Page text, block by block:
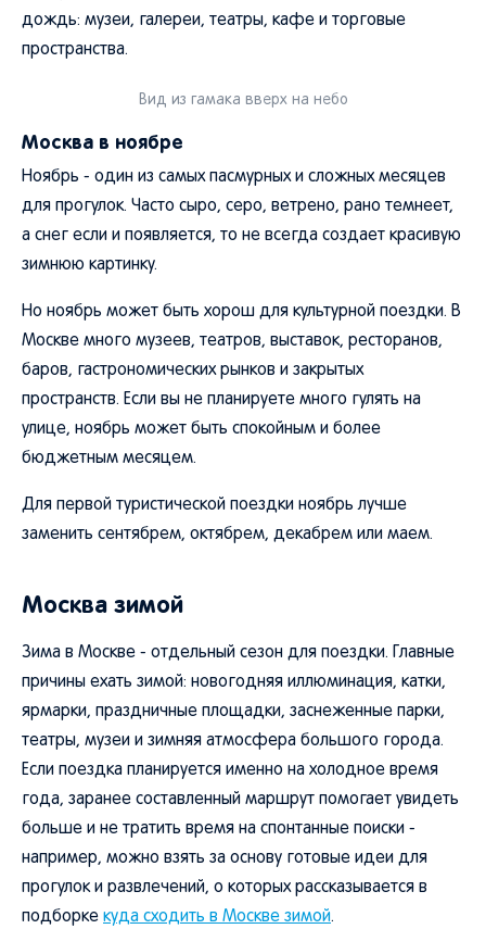
дождь: музеи, галереи, театры, кафе и торговые
пространства.
Вид из гамака вверх на небо
Москва в ноябре
Ноябрь - один из самых пасмурных и сложных месяцев
для прогулок. Часто сыро, серо, ветрено, рано темнеет,
а снег если и появляется, то не всегда создает красивую
зимнюю картинку.
Но ноябрь может быть хорош для культурной поездки. В
Москве много музеев, театров, выставок, ресторанов,
баров, гастрономических рынков и закрытых
пространств. Если вы не планируете много гулять на
улице, ноябрь может быть спокойным и более
бюджетным месяцем.
Для первой туристической поездки ноябрь лучше
заменить сентябрем, октябрем, декабрем или маем.
Москва зимой
Зима в Москве - отдельный сезон для поездки. Главные
причины ехать зимой: новогодняя иллюминация, катки,
ярмарки, праздничные площадки, заснеженные парки,
театры, музеи и зимняя атмосфера большого города.
Если поездка планируется именно на холодное время
года, заранее составленный маршрут помогает увидеть
больше и не тратить время на спонтанные поиски -
например, можно взять за основу готовые идеи для
прогулок и развлечений, о которых рассказывается в
подборке куда сходить в Москве зимой.